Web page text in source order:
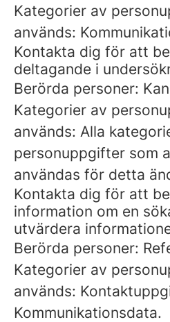
Kategorier av
används:
Kontakta dig för att
deltagande i
Berörda personer:
Kategorier av
används: Alla
personuppgifter som
användas för detta
Kontakta dig för att
information om en
utvärdera
Berörda personer:
Kategorier av
används:
Kommunikationsdata.